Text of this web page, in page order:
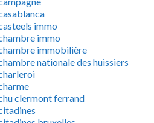
immo
immo
immobilière
nationale des huissiers
clermont ferrand